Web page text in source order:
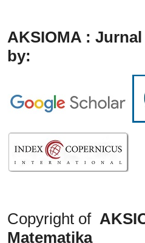
AKSIOMA :
by:
Copyright of
Matematika